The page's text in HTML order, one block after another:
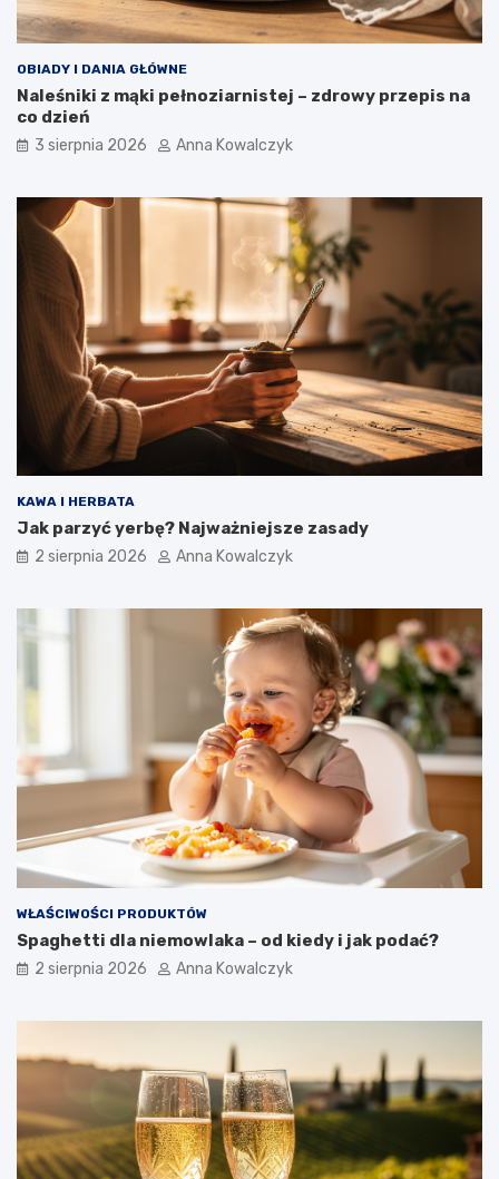
OBIADY I DANIA GŁÓWNE
Naleśniki z mąki pełnoziarnistej – zdrowy przepis na
co dzień
3 sierpnia 2026 Anna Kowalczyk
KAWA I HERBATA
Jak parzyć yerbę? Najważniejsze zasady
2 sierpnia 2026 Anna Kowalczyk
WŁAŚCIWOŚCI PRODUKTÓW
Spaghetti dla niemowlaka – od kiedy i jak podać?
2 sierpnia 2026 Anna Kowalczyk